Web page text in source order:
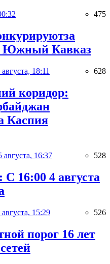
475
Южный Кавказ
18:11 628
коридор:
Каспия
августа, 16:37 528
16:00 4 августа
августа, 15:29 526
порог 16 лет